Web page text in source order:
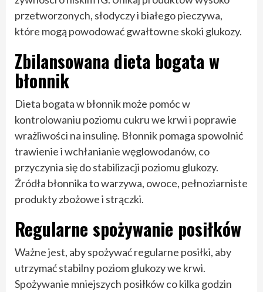
przetworzonych, słodyczy i białego pieczywa,
które mogą powodować gwałtowne skoki glukozy.
Zbilansowana dieta bogata w
błonnik
Dieta bogata w błonnik może pomóc w
kontrolowaniu poziomu cukru we krwi i poprawie
wrażliwości na insulinę. Błonnik pomaga spowolnić
trawienie i wchłanianie węglowodanów, co
przyczynia się do stabilizacji poziomu glukozy.
Źródła błonnika to warzywa, owoce, pełnoziarniste
produkty zbożowe i strączki.
Regularne spożywanie posiłków
Ważne jest, aby spożywać regularne posiłki, aby
utrzymać stabilny poziom glukozy we krwi.
Spożywanie mniejszych posiłków co kilka godzin